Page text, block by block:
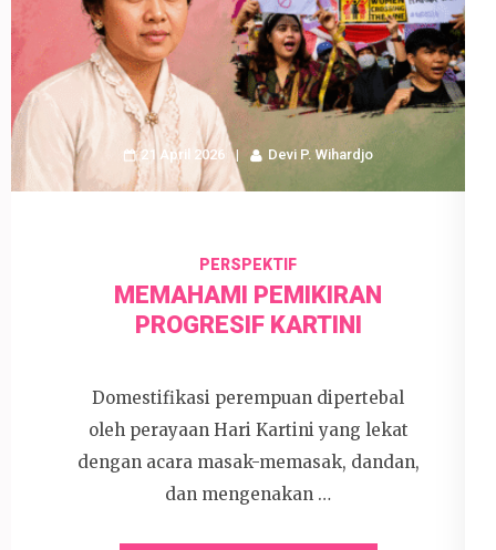
21 April 2026 Devi P. Wihardjo
PERSPEKTIF
MEMAHAMI PEMIKIRAN
PROGRESIF KARTINI
Domestifikasi perempuan dipertebal
oleh perayaan Hari Kartini yang lekat
dengan acara masak-memasak, dandan,
dan mengenakan …